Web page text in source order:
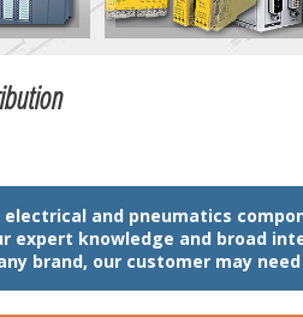
and pneumatics
expert knowledge and broad
brand, our customer may need